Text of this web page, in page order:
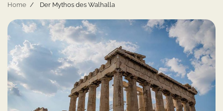
Home Der Mythos des Walhalla